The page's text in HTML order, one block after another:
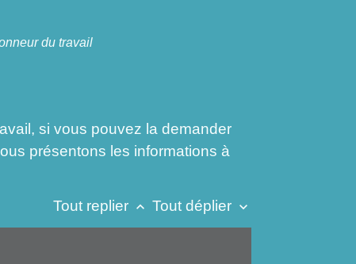
du travail
si vous pouvez la demander
présentons les informations à
Tout replier keyboard_arrow_up Tout déplier keyboard_arrow_down